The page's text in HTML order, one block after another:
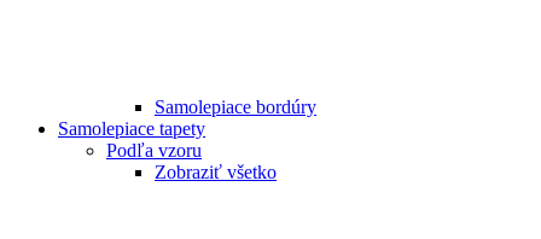
Samolepiace bordúry
Samolepiace tapety
Podľa vzoru
Zobraziť všetko